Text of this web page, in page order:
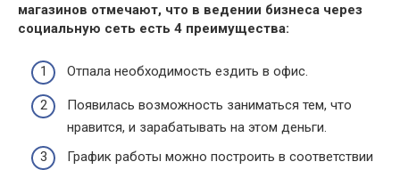
магазинов отмечают, что в ведении бизнеса через
социальную сеть есть 4 преимущества:
Отпала необходимость ездить в офис.
Появилась возможность заниматься тем, что
нравится, и зарабатывать на этом деньги.
График работы можно построить в соответствии